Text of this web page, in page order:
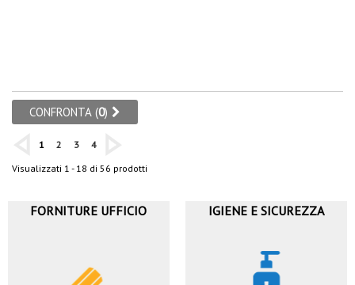
CONFRONTA (0)
1 2 3
4
Visualizzati 1 - 18 di 56 prodotti
FORNITURE UFFICIO IGIENE E SICUREZZA